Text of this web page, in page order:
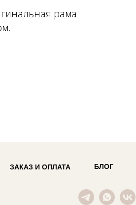
рама
БЛОГ
ЗАКАЗ И ОПЛАТА